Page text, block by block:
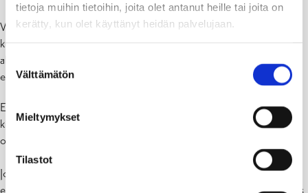
tietoja muihin tietoihin, joita olet antanut heille tai joita on
kerätty, kun olet käyttänyt heidän palvelujaan.
valinta
Välttämätön
Mieltymykset
Tilastot
Vuoro- tai iltahoitoon osallistuvalla lapsella on oikeus käydä muuta
kuin lähiesikoulua. Jos lapsi on osallistunut kielikylpyyn ja päättää
aloittaa esikoulun samassa päiväkodissa, hänellä ei ole oikeutta
esikoulukuljetukseen, ellei kyseessä ole lähiesikoulu.
Esikoululaisilla on oikeus esikoulukuljetukseen tai
kilometrikorvaukseen huoltajien hakemuksen perusteella vain
osoitettuun lähiesikouluun.
Jos oppilas on varhaiskasvatuksessa ennen tai jälkeen esikoulun ja
esiopetusta ei järjestetä samassa paikassa, kuljetus järjestetään myös